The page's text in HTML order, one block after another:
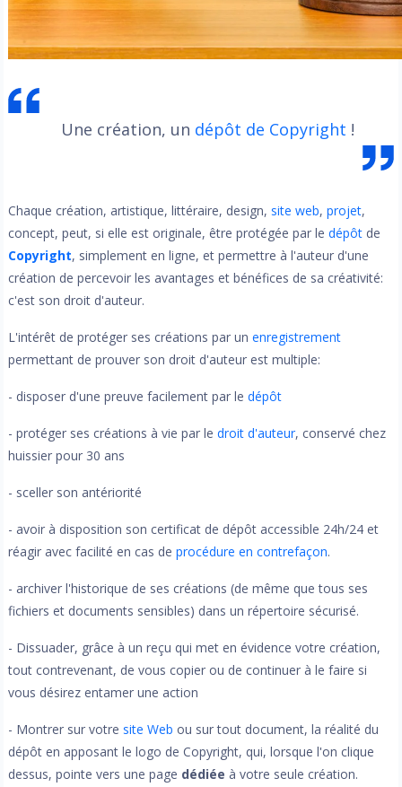
Une création, un dépôt de Copyright !
Chaque création, artistique, littéraire, design, site web, projet,
concept, peut, si elle est originale, être protégée par le dépôt de
Copyright, simplement en ligne, et permettre à l'auteur d'une
création de percevoir les avantages et bénéfices de sa créativité:
c'est son droit d'auteur.
L'intérêt de protéger ses créations par un enregistrement
permettant de prouver son droit d'auteur est multiple:
- disposer d'une preuve facilement par le dépôt
- protéger ses créations à vie par le droit d'auteur, conservé chez
huissier pour 30 ans
- sceller son antériorité
- avoir à disposition son certificat de dépôt accessible 24h/24 et
réagir avec facilité en cas de procédure en contrefaçon.
- archiver l'historique de ses créations (de même que tous ses
fichiers et documents sensibles) dans un répertoire sécurisé.
- Dissuader, grâce à un reçu qui met en évidence votre création,
tout contrevenant, de vous copier ou de continuer à le faire si
vous désirez entamer une action
- Montrer sur votre site Web ou sur tout document, la réalité du
dépôt en apposant le logo de Copyright, qui, lorsque l'on clique
dessus, pointe vers une page dédiée à votre seule création.